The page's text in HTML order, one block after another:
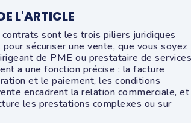
L'ARTICLE
contrats sont les trois piliers juridiques
sécuriser une vente, que vous soyez
de PME ou prestataire de
a une fonction précise : la facture
et le paiement, les conditions
encadrent la relation commerciale, et
les prestations complexes ou sur